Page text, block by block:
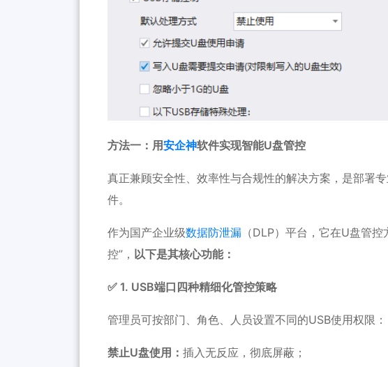
方法一：用安企神软件实现智能U盘管控
真正兼顾安全性、效率性与合规性的解决方案，是部
件。
作为国产企业级数据防泄漏 （DLP）平台，它在U盘管
控”， 以下是其核心功能：
✅ 1. USB端口四种精细化管控策略
管理员可按部门、角色、人员设置不同的USB使用权限：
禁止U盘使用：插入无反应，彻底屏蔽；